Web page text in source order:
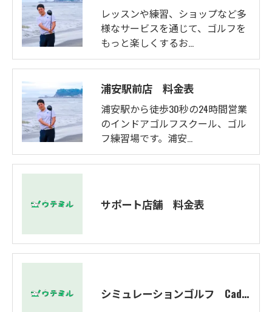
レッスンや練習、ショップなど多
様なサービスを通じて、ゴルフを
もっと楽しくするお…
浦安駅前店 料金表
浦安駅から徒歩30秒の24時間営業
のインドアゴルフスクール、ゴル
フ練習場です。浦安…
サポート店舗 料金表
シミュレーションゴルフ Caddy 料金表